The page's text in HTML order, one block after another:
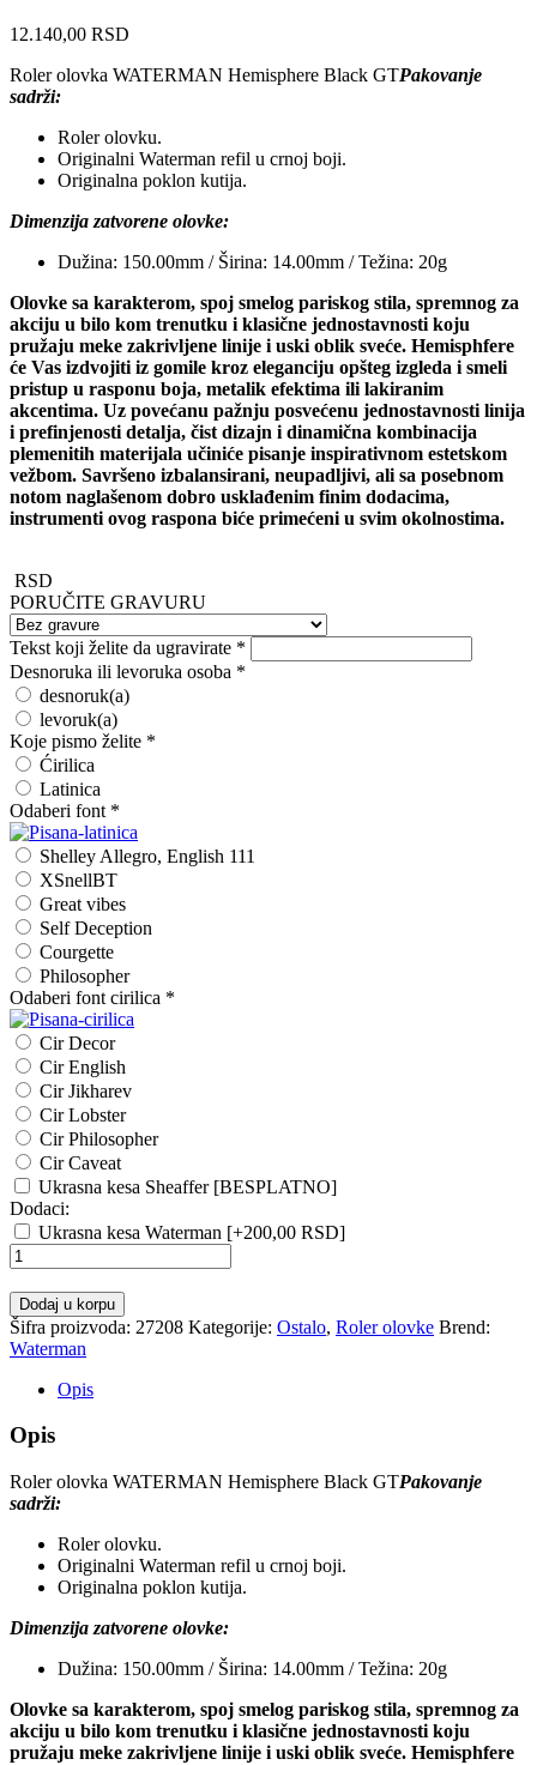
12.140,00 RSD
Roler olovka WATERMAN Hemisphere Black GTPakovanje
sadrži:
Roler olovku.
Originalni Waterman refil u crnoj boji.
Originalna poklon kutija.
Dimenzija zatvorene olovke:
Dužina: 150.00mm / Širina: 14.00mm / Težina: 20g
Olovke sa karakterom, spoj smelog pariskog stila, spremnog za
akciju u bilo kom trenutku i klasične jednostavnosti koju
pružaju meke zakrivljene linije i uski oblik sveće. Hemisphfere
će Vas izdvojiti iz gomile kroz eleganciju opšteg izgleda i smeli
pristup u rasponu boja, metalik efektima ili lakiranim
akcentima. Uz povećanu pažnju posvećenu jednostavnosti linija
i prefinjenosti detalja, čist dizajn i dinamična kombinacija
plemenitih materijala učiniće pisanje inspirativnom estetskom
vežbom. Savršeno izbalansirani, neupadljivi, ali sa posebnom
notom naglašenom dobro usklađenim finim dodacima,
instrumenti ovog raspona biće primećeni u svim okolnostima.
RSD
PORUČITE GRAVURU
Tekst koji želite da ugravirate *
Desnoruka ili levoruka osoba *
desnoruk(a)
levoruk(a)
Koje pismo želite *
Ćirilica
Latinica
Odaberi font *
Shelley Allegro, English 111
XSnellBT
Great vibes
Self Deception
Courgette
Philosopher
Odaberi font cirilica *
Cir Decor
Cir English
Cir Jikharev
Cir Lobster
Cir Philosopher
Cir Caveat
Ukrasna kesa Sheaffer [BESPLATNO]
Dodaci:
Ukrasna kesa Waterman [+200,00 RSD]
Roler
olovka
WATERMAN
Hemisphere
Black
GT
količina
Dodaj u korpu
Šifra proizvoda: 27208 Kategorije: Ostalo, Roler olovke Brend:
Waterman
Opis
Opis
Roler olovka WATERMAN Hemisphere Black GTPakovanje
sadrži:
Roler olovku.
Originalni Waterman refil u crnoj boji.
Originalna poklon kutija.
Dimenzija zatvorene olovke:
Dužina: 150.00mm / Širina: 14.00mm / Težina: 20g
Olovke sa karakterom, spoj smelog pariskog stila, spremnog za
akciju u bilo kom trenutku i klasične jednostavnosti koju
pružaju meke zakrivljene linije i uski oblik sveće. Hemisphfere